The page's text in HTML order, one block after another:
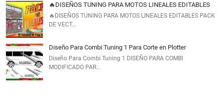
🔥DISEÑOS TUNING PARA MOTOS LINEALES EDITABLES
🔥DISEÑOS TUNING PARA MOTOS LINEALES EDITABLES PACK
DE VECT…
Diseño Para Combi Tuning 1 Para Corte en Plotter
Diseño Para Combi Tuning 1 DISEÑO PARA COMBI
MODIFICADO PAR…